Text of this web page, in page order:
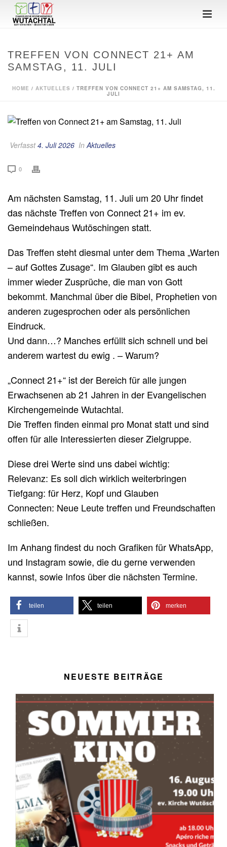
TREFFEN VON CONNECT 21+ AM
SAMSTAG, 11. JULI
HOME / AKTUELLES / TREFFEN VON CONNECT 21+ AM SAMSTAG, 11.
JULI
Verfasst4. Juli 2026 In Aktuelles
0
Am nächsten Samstag, 11. Juli um 20 Uhr findet
das nächste Treffen von Connect 21+ im ev.
Gemeindehaus Wutöschingen statt.
Das Treffen steht diesmal unter dem Thema „Warten
– auf Gottes Zusage“. Im Glauben gibt es auch
immer wieder Zusprüche, die man von Gott
bekommt. Manchmal über die Bibel, Prophetien von
anderen zugesprochen oder als persönlichen
Eindruck.
Und dann…? Manches erfüllt sich schnell und bei
anderem wartest du ewig . – Warum?
„Connect 21+“ ist der Bereich für alle jungen
Erwachsenen ab 21 Jahren in der Evangelischen
Kirchengemeinde Wutachtal.
Die Treffen finden einmal pro Monat statt und sind
offen für alle Interessierten dieser Zielgruppe.
Diese drei Werte sind uns dabei wichtig:
Relevanz: Es soll dich wirklich weiterbringen
Tiefgang: für Herz, Kopf und Glauben
Connecten: Neue Leute treffen und Freundschaften
schließen.
Im Anhang findest du noch Grafiken für WhatsApp,
und Instagram sowie, die du gerne verwenden
kannst, sowie Infos über die nächsten Termine.
teilen teilen merken
NEUESTE BEITRÄGE